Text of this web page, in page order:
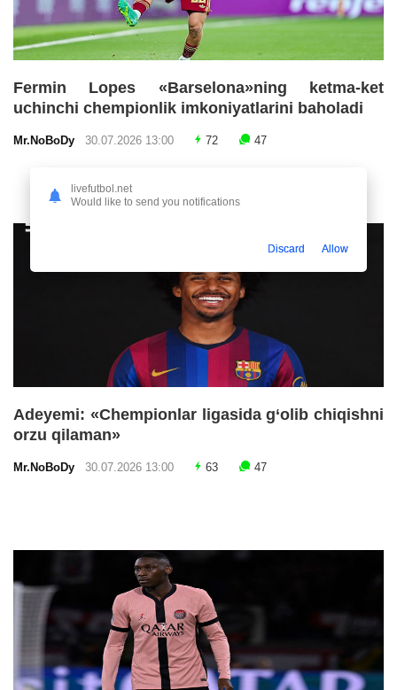
Fermin Lopes «Barselona»ning ketma-ket
uchinchi chempionlik imkoniyatlarini baholadi
Mr.NoBoDy 30.07.2026 13:00 72 47
Adeyemi: «Chempionlar ligasida g‘olib chiqishni
orzu qilaman»
Mr.NoBoDy 30.07.2026 13:00 63 47
livefutbol.net
Would like to send you notifications
Discard Allow